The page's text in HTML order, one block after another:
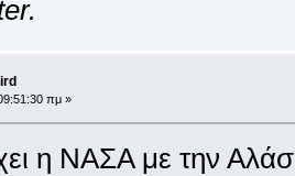
πμ »
η ΝΑΣΑ με την